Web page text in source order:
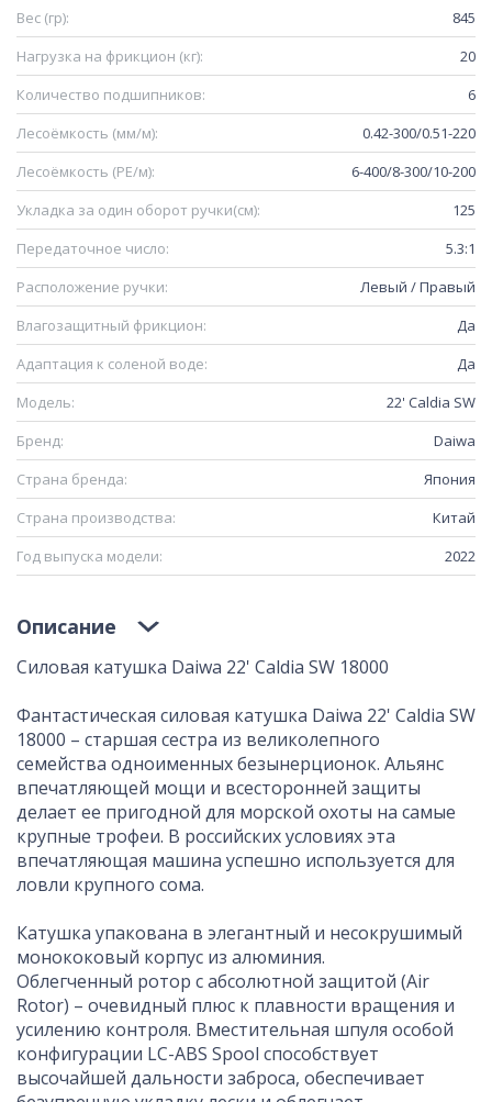
Вес (гр):
845
Нагрузка на фрикцион (кг):
20
Количество подшипников:
6
Лесоёмкость (мм/м):
0.42-300/0.51-220
Лесоёмкость (РЕ/м):
6-400/8-300/10-200
Укладка за один оборот ручки(см):
125
Передаточное число:
5.3:1
Расположение ручки:
Левый / Правый
Влагозащитный фрикцион:
Да
Адаптация к соленой воде:
Да
Модель:
22' Caldia SW
Бренд:
Daiwa
Страна бренда:
Япония
Страна производства:
Китай
Год выпуска модели:
2022
Описание
Силовая катушка Daiwa 22' Caldia SW 18000
Фантастическая силовая катушка Daiwa 22' Caldia SW
18000 – старшая сестра из великолепного
семейства одноименных безынерционок. Альянс
впечатляющей мощи и всесторонней защиты
делает ее пригодной для морской охоты на самые
крупные трофеи. В российских условиях эта
впечатляющая машина успешно используется для
ловли крупного сома.
Катушка упакована в элегантный и несокрушимый
монококовый корпус из алюминия.
Облегченный ротор с абсолютной защитой (Air
Rotor) – очевидный плюс к плавности вращения и
усилению контроля. Вместительная шпуля особой
конфигурации LC-ABS Spool способствует
высочайшей дальности заброса, обеспечивает